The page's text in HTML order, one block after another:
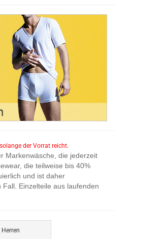
der Vorrat reicht.
Markenwäsche, die jederzeit
die teilweise bis 40%
und ist daher
Einzelteile aus laufenden
Herren